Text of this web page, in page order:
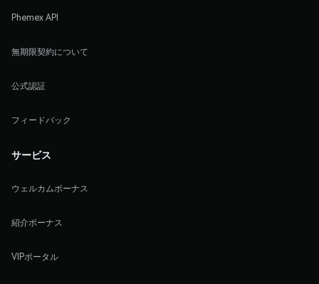
Phemex API
無期限契約について
公式認証
フィードバック
サービス
ウェルカムボーナス
紹介ボーナス
VIPポータル